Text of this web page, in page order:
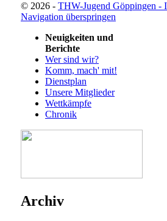
© 2026 - THW-Jugend Göppingen -
Navigation überspringen
Neuigkeiten und
Berichte
Wer sind wir?
Komm, mach' mit!
Dienstplan
Unsere Mitglieder
Wettkämpfe
Chronik
Archiv